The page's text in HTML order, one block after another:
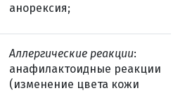
анорексия;
Аллергические реакции:
анафилактоидные реакции
(изменение цвета кожи